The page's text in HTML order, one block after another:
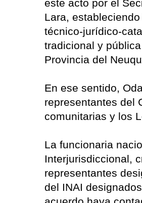
este acto por el
Lara,
técnico-jurídico-
tradicional y
Provincia del
En ese sentido,
representantes del
comunitarias y los
La funcionaria
Interjurisdiccional,
representantes
del INAI